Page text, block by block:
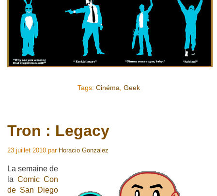
Tags: Cinéma, Geek
Tron : Legacy
23 juillet 2010 par Horacio Gonzalez
La semaine de
la Comic Con
de San Diego